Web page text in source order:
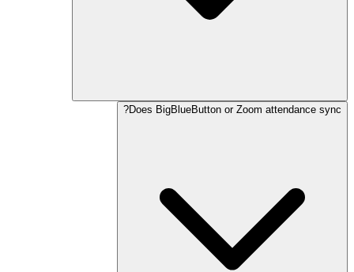
Does BigBlueButton or Zoom